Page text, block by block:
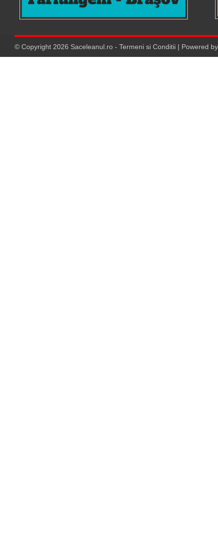
© Copyright 2026 Saceleanul.ro - Termeni si Conditii | Powered